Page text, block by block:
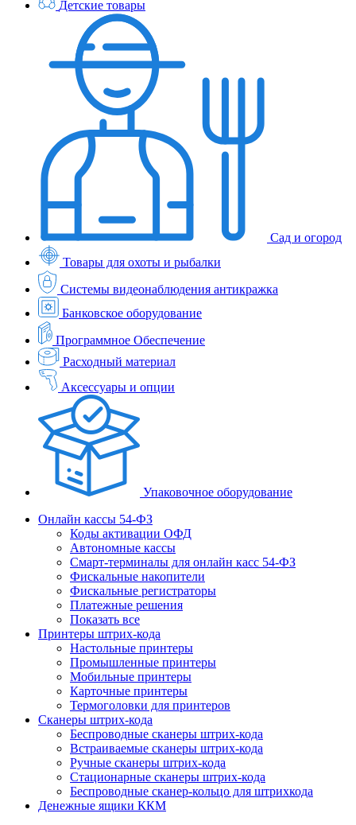
Детские товары
Сад и огород
Товары для охоты и рыбалки
Системы видеонаблюдения антикражка
Банковское оборудование
Программное Обеспечение
Расходный материал
Аксессуары и опции
Упаковочное оборудование
Онлайн кассы 54-ФЗ
Коды активации ОФД
Автономные кассы
Смарт-терминалы для онлайн касс 54-ФЗ
Фискальные накопители
Фискальные регистраторы
Платежные решения
Показать все
Принтеры штрих-кода
Настольные принтеры
Промышленные принтеры
Мобильные принтеры
Карточные принтеры
Термоголовки для принтеров
Сканеры штрих-кода
Беспроводные сканеры штрих-кода
Встраиваемые сканеры штрих-кода
Ручные сканеры штрих-кода
Стационарные сканеры штрих-кода
Беспроводные сканер-кольцо для штрихкода
Денежные ящики ККМ